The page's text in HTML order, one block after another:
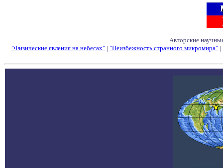
Авторские
"Физические явления на небесах" | "Неизбежность странного микромира" |